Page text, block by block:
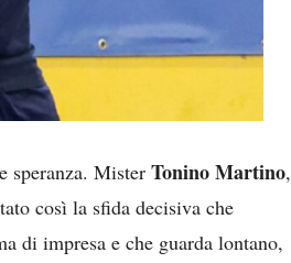
speranza. Mister Tonino Martino,
così la sfida decisiva che
di impresa e che guarda lontano,